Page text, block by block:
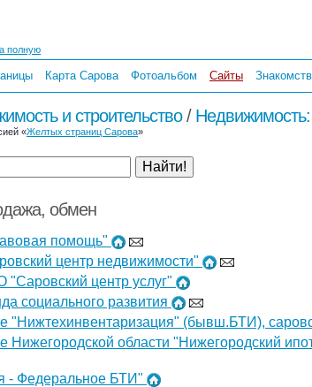
полную
Карта Сарова Фотоальбом Сайты
и строительство/
«Желтых страниц Сарова»
обмен
помощь"
центр недвижимости"
центр услуг"
социального развития
"Нижтехинвентаризация" (бывш.БТИ),
Нижегородской области "Нижегородский
- Федеральное БТИ"